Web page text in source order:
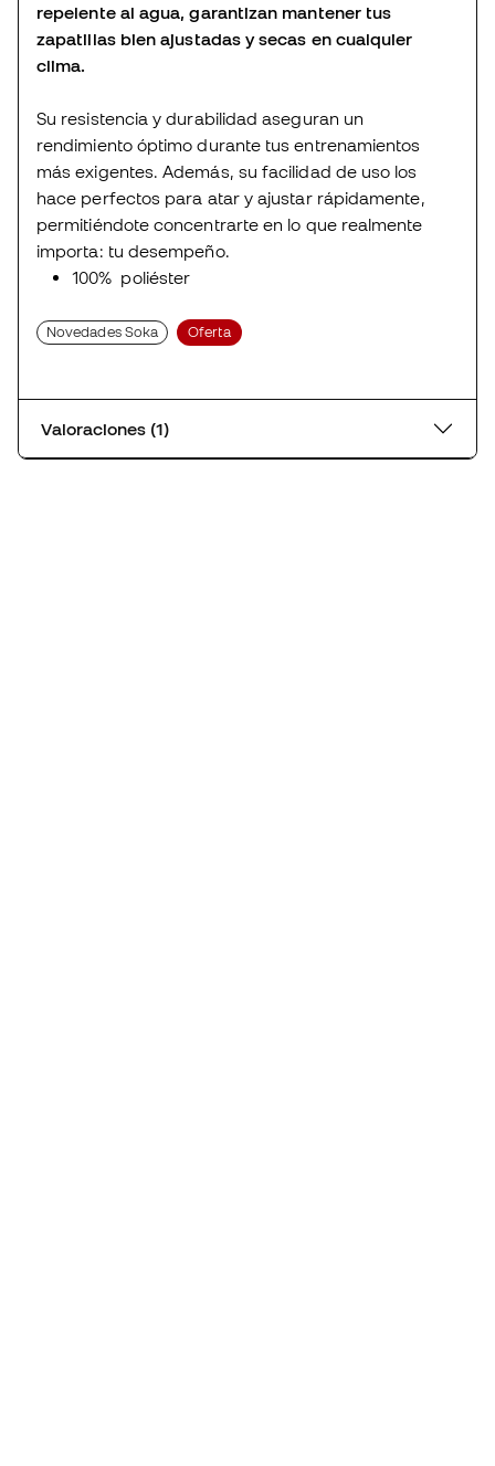
repelente al agua, garantizan mantener tus
zapatillas bien ajustadas y secas en cualquier
clima.
Su resistencia y durabilidad aseguran un
rendimiento óptimo durante tus entrenamientos
más exigentes. Además, su facilidad de uso los
hace perfectos para atar y ajustar rápidamente,
permitiéndote concentrarte en lo que realmente
importa: tu desempeño.
100% poliéster
Novedades Soka Oferta
Valoraciones (1)